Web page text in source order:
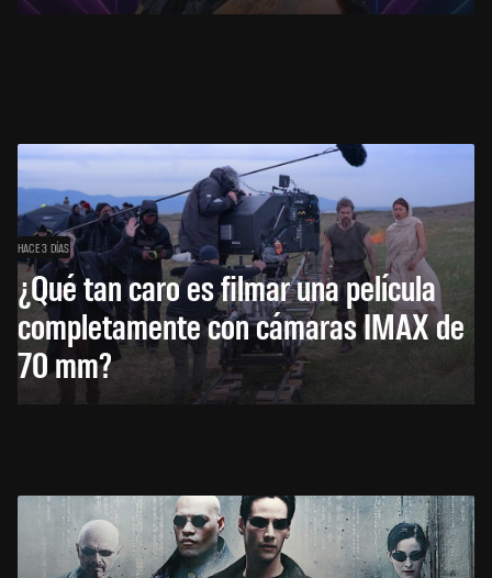
HACE 3 DÍAS
¿Qué tan caro es filmar una película
completamente con cámaras IMAX de
70 mm?